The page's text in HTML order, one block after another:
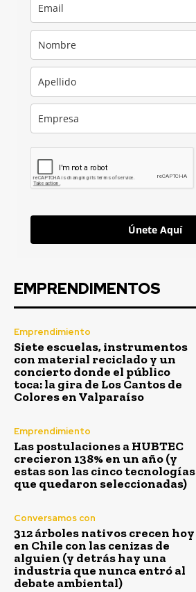
Únete Aquí
EMPRENDIMENTOS
Emprendimiento
Siete escuelas, instrumentos
con material reciclado y un
concierto donde el público
toca: la gira de Los Cantos de
Colores en Valparaíso
Emprendimiento
Las postulaciones a HUBTEC
crecieron 138% en un año (y
estas son las cinco tecnologías
que quedaron seleccionadas)
Conversamos con
312 árboles nativos crecen hoy
en Chile con las cenizas de
alguien (y detrás hay una
industria que nunca entró al
debate ambiental)